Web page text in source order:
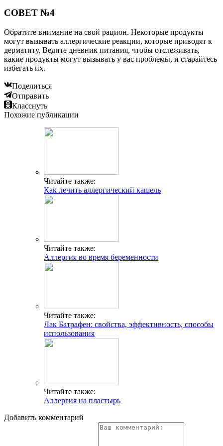
СОВЕТ №4
Обратите внимание на свой рацион. Некоторые продукты
могут вызывать аллергические реакции, которые приводят к
дерматиту. Ведите дневник питания, чтобы отслеживать,
какие продукты могут вызывать у вас проблемы, и старайтесь
избегать их.
Поделиться
Отправить
Класснуть
Похожие публикации
Читайте также:
Как лечить аллергический кашель
Читайте также:
Аллергия во время беременности
Читайте также:
Лак Батрафен: свойства, эффективность, способы
использования
Читайте также:
Аллергия на пластырь
Добавить комментарий